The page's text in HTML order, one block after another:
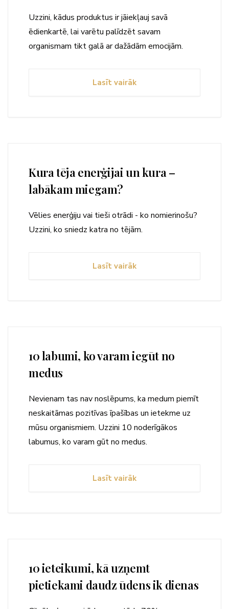
Uzzini, kādus produktus ir jāiekļauj savā
ēdienkartē, lai varētu palīdzēt savam
organismam tikt galā ar dažādām emocijām.
Lasīt vairāk
Kura tēja enerģijai un kura –
labākam miegam?
Vēlies enerģiju vai tieši otrādi - ko nomierinošu?
Uzzini, ko sniedz katra no tējām.
Lasīt vairāk
10 labumi, ko varam iegūt no
medus
Nevienam tas nav noslēpums, ka medum piemīt
neskaitāmas pozitīvas īpašības un ietekme uz
mūsu organismiem. Uzzini 10 noderīgākos
labumus, ko varam gūt no medus.
Lasīt vairāk
10 ieteikumi, kā uzņemt
pietiekami daudz ūdens ik dienas